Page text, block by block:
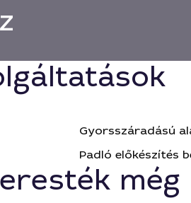
Gyorsszáradású
Padló előkészítés
még